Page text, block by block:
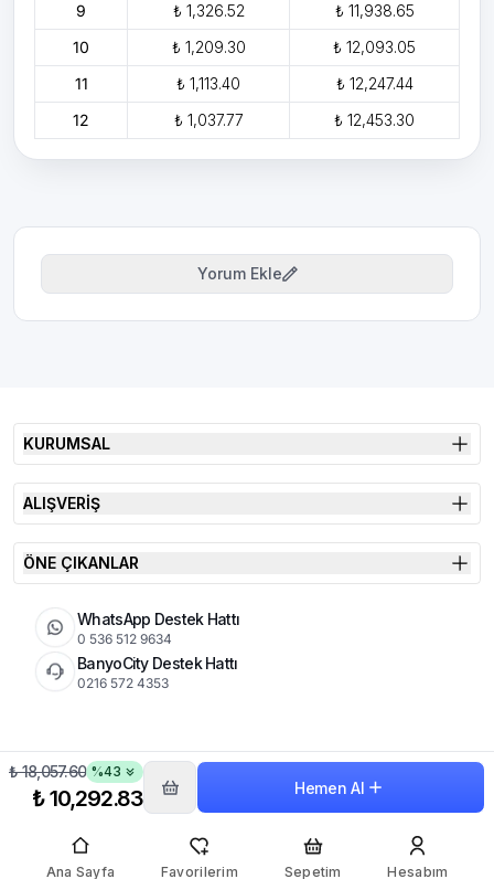
Ana Sayfa Favorilerim Sepetim Hesabım
₺ 18,057.60 %43
₺ 10,292.83 Hemen Al
9
₺ 1,326.52
₺ 11,938.65
10
₺ 1,209.30
₺ 12,093.05
11
₺ 1,113.40
₺ 12,247.44
12
₺ 1,037.77 ₺ 12,453.30
Yorum Ekle
KURUMSAL
ALIŞVERİŞ
ÖNE ÇIKANLAR
WhatsApp Destek Hattı
0 536 512 9634
BanyoCity Destek Hattı
0216 572 4353
© 2026 Şimşek Banyo & Seramik | Tüm Hakları Saklıdır
KVKK Çerez Politikası